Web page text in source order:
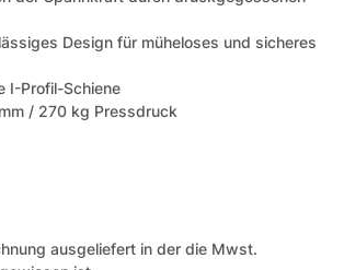
Design für müheloses und sicheres
I-Profil-Schiene
/ 270 kg Pressdruck
ausgeliefert in der die Mwst.